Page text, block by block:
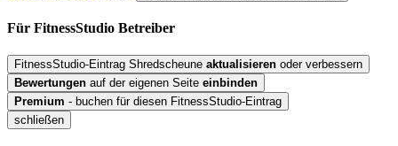
Für FitnessStudio Betreiber
FitnessStudio-Eintrag Shredscheune aktualisieren oder verbessern
Bewertungen auf der eigenen Seite einbinden
Premium - buchen für diesen FitnessStudio-Eintrag
schließen